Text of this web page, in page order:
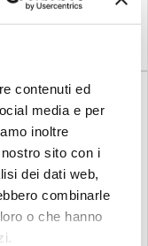
contenuti ed
media e per
inoltre
sito con i
dei dati web,
combinarle
o che hanno
varietà di
e pesi che si
Compra
Su richiesta
10" Byzance